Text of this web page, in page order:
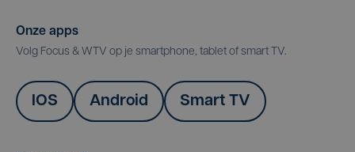
Onze apps
Volg Focus & WTV op je smartphone, tablet of smart TV.
IOS Android Smart TV